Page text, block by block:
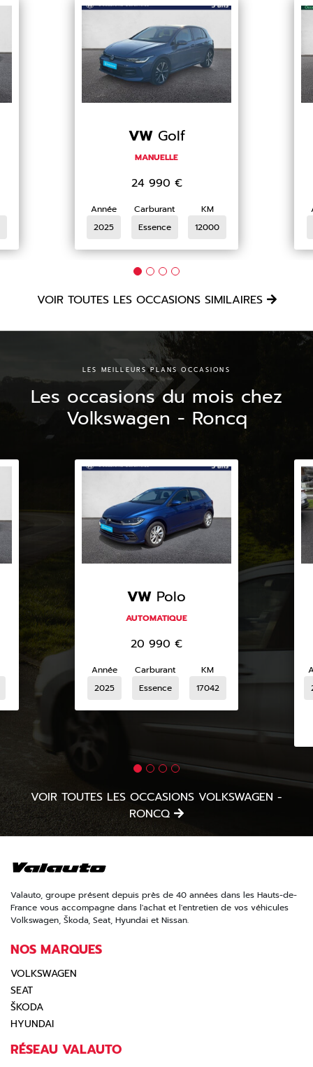
VW Golf
MANUELLE
24 990 €
Année
2025
Carburant
Essence
KM
12000
VOIR TOUTES LES OCCASIONS SIMILAIRES
LES MEILLEURS PLANS OCCASIONS
Les occasions du mois chez
Volkswagen - Roncq
VW Polo
AUTOMATIQUE
20 990 €
Année
2025
Carburant
Essence
KM
17042
VOIR TOUTES LES OCCASIONS VOLKSWAGEN -
RONCQ
Valauto, groupe présent depuis près de 40 années dans les Hauts-de-
France vous accompagne dans l'achat et l'entretien de vos véhicules
Volkswagen, Škoda, Seat, Hyundai et Nissan.
NOS MARQUES
VOLKSWAGEN
SEAT
ŠKODA
HYUNDAI
RÉSEAU VALAUTO